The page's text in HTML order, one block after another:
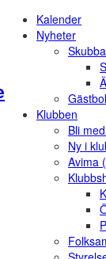
Kalender
Nyheter
Klubben
Bli
Ny i
Avima